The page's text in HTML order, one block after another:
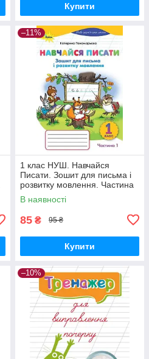
Купити
–11%
1 клас НУШ. Навчайся
Писати. Зошит для письма і
розвитку мовлення. Частина
1. (Пономарьова К.І.), Оріон
В наявності
85 ₴ 95 ₴
Купити
–10%